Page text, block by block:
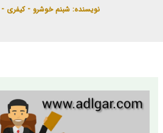
نویسنده: شبنم خوشرو-کیفری